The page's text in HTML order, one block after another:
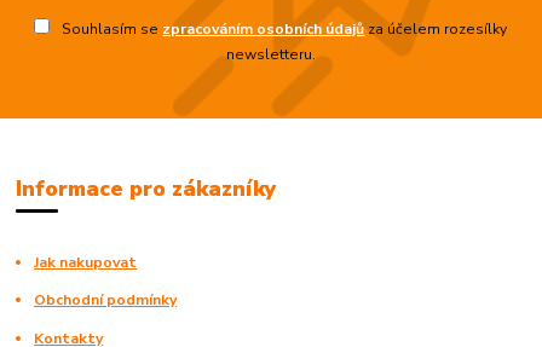
Souhlasím se zpracováním osobních údajůza účelem rozesílky
newsletteru.
Informace pro zákazníky
Jak nakupovat
Obchodní podmínky
Kontakty